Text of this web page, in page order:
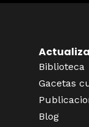
Biblioteca
Gacetas
Blog